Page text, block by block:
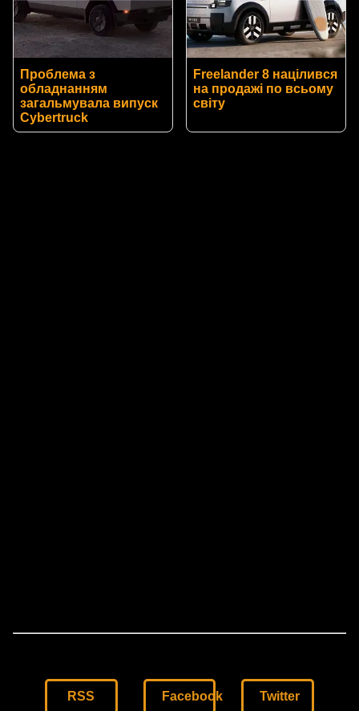
Проблема з
обладнанням
загальмувала випуск
Cybertruck
Freelander 8 націлився
на продажі по всьому
світу
RSS Facebook Twitter